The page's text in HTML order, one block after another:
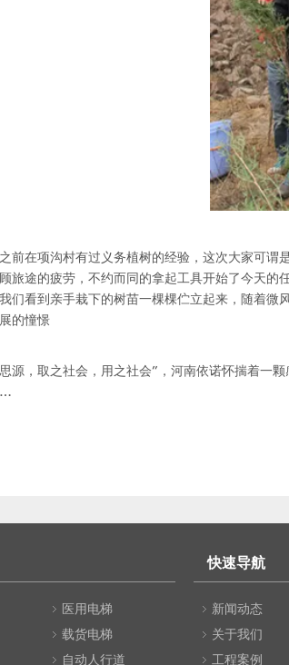
前在项沟村有过义务植树的经验，这次大家可谓
旅途的疲劳，不约而同的拿起工具开始了今天
们看到亲手栽下的树苗一棵棵伫立起来，随着
的憧憬
源，取之社会，用之社会”，河南依诺怀揣着一
医用电梯
载货电梯
自动人行道
快速导航
新闻动态
关于我们
工程案例